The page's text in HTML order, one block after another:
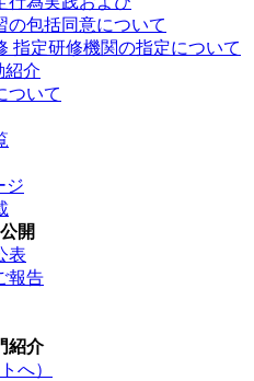
の包括同意について
指定研修機関の指定について
紹介
ついて
ジ
開
表
報告
紹介
へ）